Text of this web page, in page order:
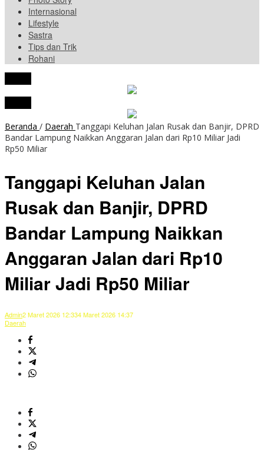
Internasional
Lifestyle
Sastra
Tips dan Trik
Rohani
Beranda / Daerah Tanggapi Keluhan Jalan Rusak dan Banjir, DPRD
Bandar Lampung Naikkan Anggaran Jalan dari Rp10 Miliar Jadi
Rp50 Miliar
Tanggapi Keluhan Jalan
Rusak dan Banjir, DPRD
Bandar Lampung Naikkan
Anggaran Jalan dari Rp10
Miliar Jadi Rp50 Miliar
Admin2 Maret 2026 12:334 Maret 2026 14:37
Daerah